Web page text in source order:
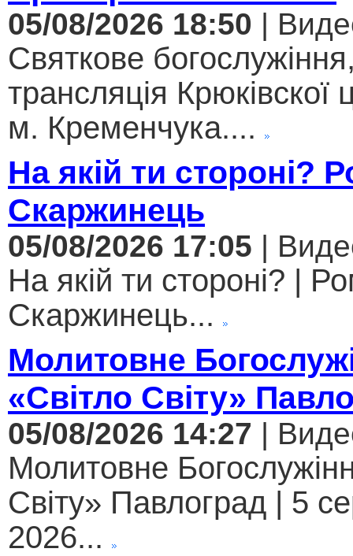
05/08/2026 18:50 |
Святкове
трансляція
м. Кременчука....
На якій ти стороні?
Скаржинець
05/08/2026 17:05 |
На якій ти стороні? |
Скаржинець...
Молитовне
«Світло Світу»
05/08/2026 14:27 |
Молитовне
Світу» Павлоград | 5
2026...